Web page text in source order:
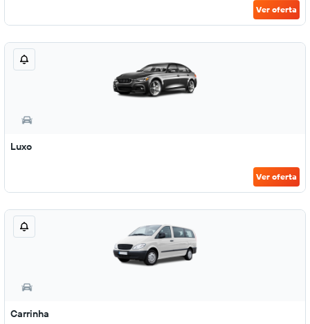
Ver oferta
Luxo
Ver oferta
Carrinha